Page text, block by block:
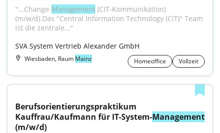
"...Change-Management (CIT-Kommunikation)
(m/w/d).Das "Central Information Technology (CIT)" Team
ist die zentrale..."
SVA System Vertrieb Alexander GmbH
Wiesbaden, Raum Mainz Homeoffice Vollzeit
Berufsorientierungspraktikum
Kauffrau/Kaufmann für IT-System-Management
(m/w/d)